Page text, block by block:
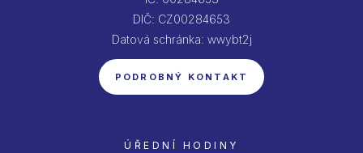
DIČ: CZ00284653
Datová schránka: wwybt2j
PODROBNÝ KONTAKT
ÚŘEDNÍ HODINY